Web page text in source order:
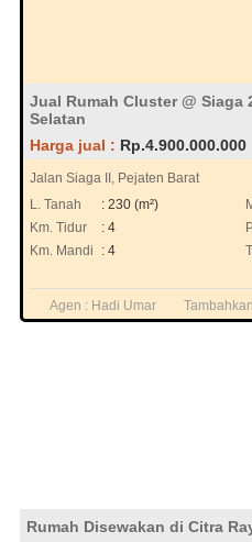
Jual Rumah Cluster @ Siaga
Selatan
Harga jual : Rp.4.900.000.000
Jalan Siaga II, Pejaten Barat
L. Tanah
: 230 (m²)
Km. Tidur
: 4
Km. Mandi
: 4
Agen : Hadi Umar
Rumah Disewakan di Citra